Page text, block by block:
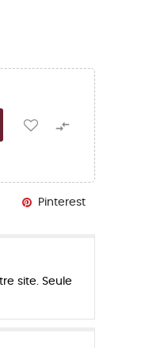

Pinterest
site. Seule